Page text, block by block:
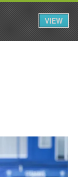
Iniciar Sessão
VIEW